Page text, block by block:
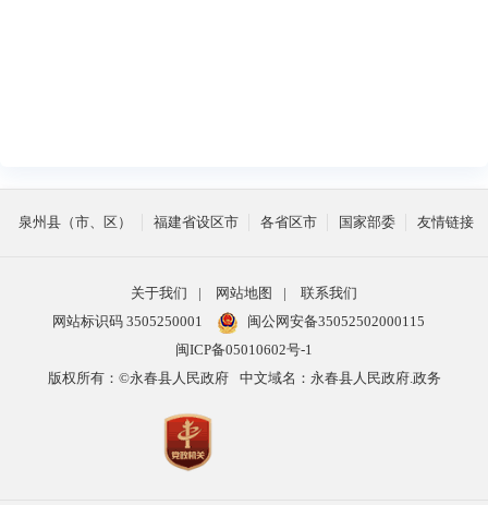
泉州县（市、区） 福建省设区市 各省区市 国家部委 友情链接
关于我们 | 网站地图 |
联系我们
网站标识码 3505250001
闽公网安备35052502000115
闽ICP备05010602号-1
版权所有：©永春县人民政府
中文域名：永春县人民政府.政务